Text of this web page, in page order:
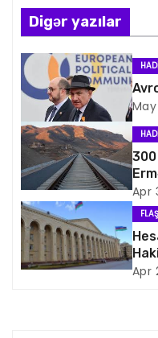
ı
n
a
v
i
q
a
s
Digər yazılar
Apr
Apr